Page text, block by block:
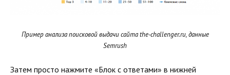
Пример анализа поисковой выдачи сайта the-challenger.ru, данные
Semrush
Затем просто нажмите «Блок с ответами» в нижней